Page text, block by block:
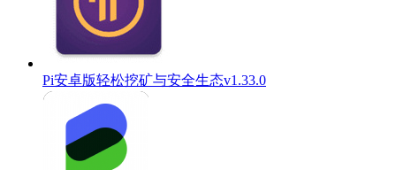
Pi安卓版轻松挖矿与安全生态v1.33.0